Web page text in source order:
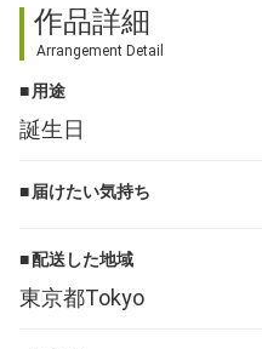
作品詳細
Arrangement Detail
用途
誕生日
届けたい気持ち
配送した地域
東京都Tokyo